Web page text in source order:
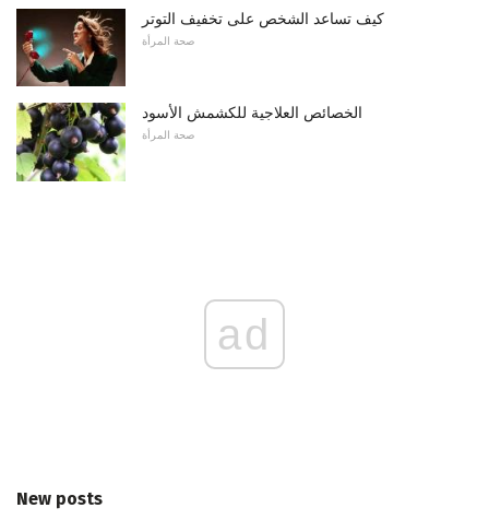
كيف تساعد الشخص على تخفيف التوتر
صحة المرأة
الخصائص العلاجية للكشمش الأسود
صحة المرأة
ad
New posts